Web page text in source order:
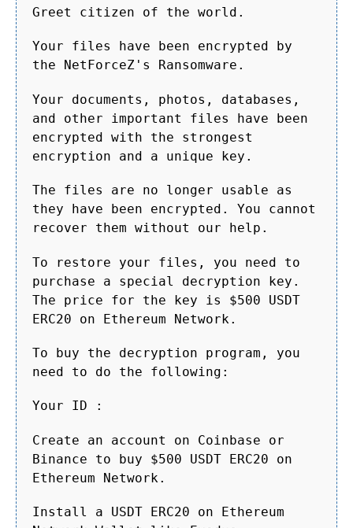
Greet citizen of the world.
Your files have been encrypted by
the NetForceZ's Ransomware.
Your documents, photos, databases,
and other important files have been
encrypted with the strongest
encryption and a unique key.
The files are no longer usable as
they have been encrypted. You cannot
recover them without our help.
To restore your files, you need to
purchase a special decryption key.
The price for the key is $500 USDT
ERC20 on Ethereum Network.
To buy the decryption program, you
need to do the following:
Your ID :
Create an account on Coinbase or
Binance to buy $500 USDT ERC20 on
Ethereum Network.
Install a USDT ERC20 on Ethereum